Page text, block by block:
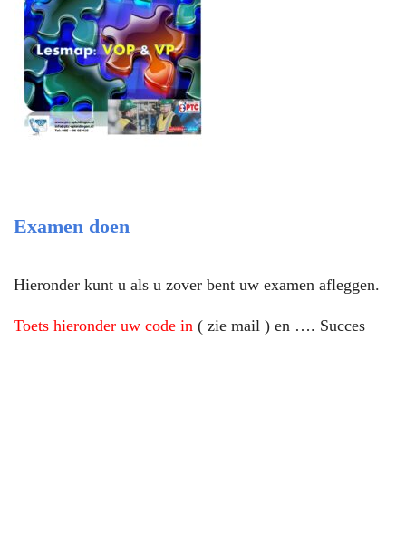
Examen doen
Hieronder kunt u als u zover bent uw examen afleggen.
Toets hieronder uw code in ( zie mail ) en …. Succes